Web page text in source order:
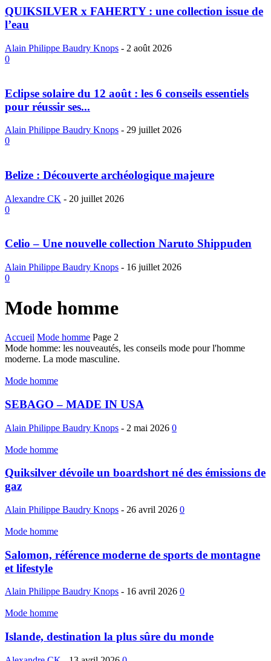
QUIKSILVER x FAHERTY : une collection issue de
l’eau
Alain Philippe Baudry Knops - 2 août 2026
0
Eclipse solaire du 12 août : les 6 conseils essentiels
pour réussir ses...
Alain Philippe Baudry Knops - 29 juillet 2026
0
Belize : Découverte archéologique majeure
Alexandre CK - 20 juillet 2026
0
Celio – Une nouvelle collection Naruto Shippuden
Alain Philippe Baudry Knops - 16 juillet 2026
0
Mode homme
Accueil Mode homme Page 2
Mode homme: les nouveautés, les conseils mode pour l'homme
moderne. La mode masculine.
Mode homme
SEBAGO – MADE IN USA
Alain Philippe Baudry Knops - 2 mai 2026 0
Mode homme
Quiksilver dévoile un boardshort né des émissions de
gaz
Alain Philippe Baudry Knops - 26 avril 2026 0
Mode homme
Salomon, référence moderne de sports de montagne
et lifestyle
Alain Philippe Baudry Knops - 16 avril 2026 0
Mode homme
Islande, destination la plus sûre du monde